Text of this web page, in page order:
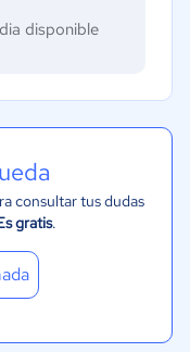
disponible
consultar tus dudas
gratis.